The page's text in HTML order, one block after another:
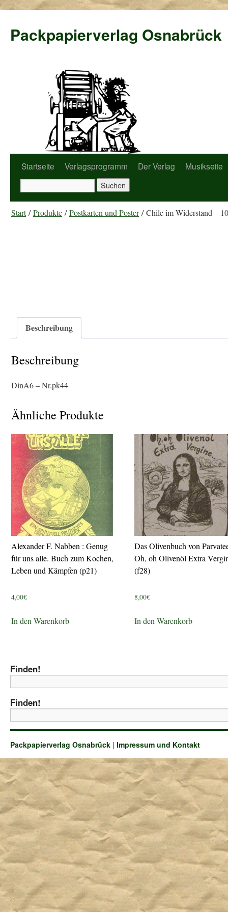
Packpapierverlag Osnabrück
Startseite Verlagsprogramm Der Verlag Musikseite
Start/Produkte /Postkarten und Poster/ Chile im Widerstand –
Beschreibung
Beschreibung
DinA6 – Nr.pk44
Ähnliche Produkte
Alexander F. Nabben : Genug
für uns alle. Buch zum Kochen,
Leben und Kämpfen (p21)
4,00€
In den Warenkorb
Das Olivenbuch von
Oh, oh Olivenöl Extra
(f28)
8,00€
In den Warenkorb
Finden!
Finden!
Packpapierverlag Osnabrück | Impressum und Kontakt